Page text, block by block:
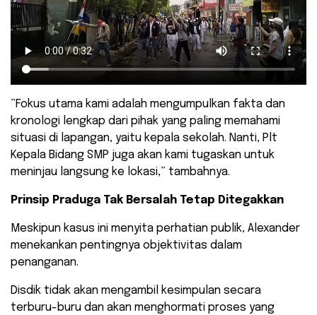
​”Fokus utama kami adalah mengumpulkan fakta dan
kronologi lengkap dari pihak yang paling memahami
situasi di lapangan, yaitu kepala sekolah. Nanti, Plt
Kepala Bidang SMP juga akan kami tugaskan untuk
meninjau langsung ke lokasi,” tambahnya.
Prinsip Praduga Tak Bersalah Tetap Ditegakkan
Meskipun kasus ini menyita perhatian publik, Alexander
menekankan pentingnya objektivitas dalam
penanganan.
Disdik tidak akan mengambil kesimpulan secara
terburu-buru dan akan menghormati proses yang